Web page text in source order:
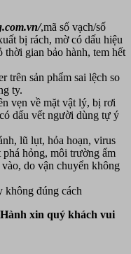
,mã số vạch/số
bị rách, mờ có dấu hiệu
gian bảo hành, tem hết
trên sản phẩm sai lệch so
ty.
vẹn về mặt vật lý, bị rơi
dấu vết người dùng tự ý
lũ lụt, hỏa hoạn, virus
hỏng, môi trường ẩm
do vận chuyển không
không đúng cách
xin quý khách vui